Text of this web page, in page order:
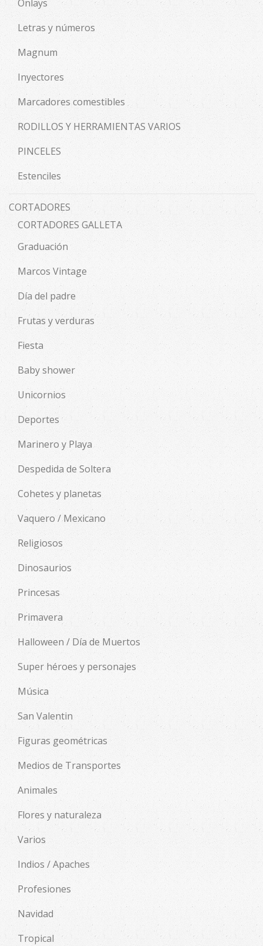
Onlays
Letras y números
Magnum
Inyectores
Marcadores comestibles
RODILLOS Y HERRAMIENTAS VARIOS
PINCELES
Estenciles
CORTADORES
CORTADORES GALLETA
Graduación
Marcos Vintage
Día del padre
Frutas y verduras
Fiesta
Baby shower
Unicornios
Deportes
Marinero y Playa
Despedida de Soltera
Cohetes y planetas
Vaquero / Mexicano
Religiosos
Dinosaurios
Princesas
Primavera
Halloween / Día de Muertos
Super héroes y personajes
Música
San Valentin
Figuras geométricas
Medios de Transportes
Animales
Flores y naturaleza
Varios
Indios / Apaches
Profesiones
Navidad
Tropical